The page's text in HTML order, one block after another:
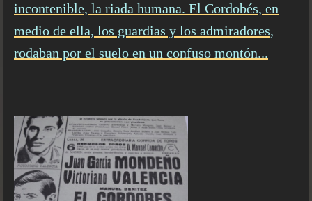
incontenible, la riada humana. El Cordobés, en
medio de ella, los guardias y los admiradores,
rodaban por el suelo en un confuso montón...